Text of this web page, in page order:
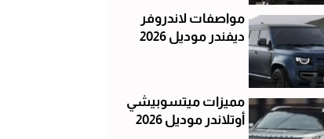
مواصفات لاندروفر
ديفندر موديل 2026
مميزات ميتسوبيشي
أوتلاندر موديل 2026